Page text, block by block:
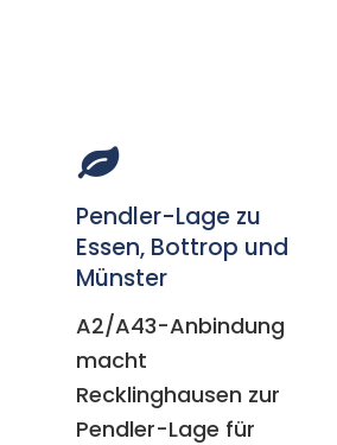
Pendler-Lage zu
Essen, Bottrop und
Münster
A2/A43-Anbindung
macht
Recklinghausen zur
Pendler-Lage für